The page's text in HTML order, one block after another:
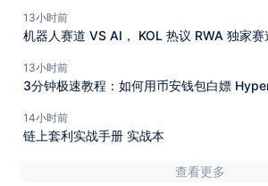
13小时前
机器人赛道 VS AI， KOL 热议 RWA 独家
13小时前
3分钟极速教程：如何用币安钱包白嫖
14小时前
链上套利实战手册 实战本
查看更多